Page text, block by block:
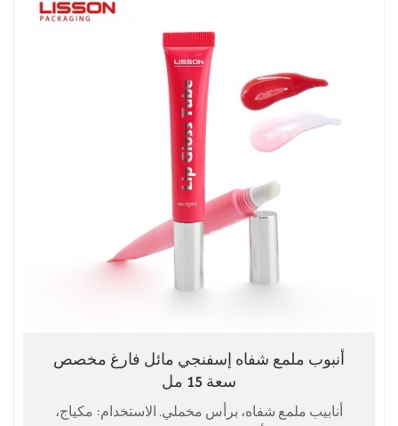
أنبوب ملمع شفاه إسفنجي مائل فارغ مخصص
سعة 15 مل
أنابيب ملمع شفاه، برأس مخملي. الاستخدام: مكياج،